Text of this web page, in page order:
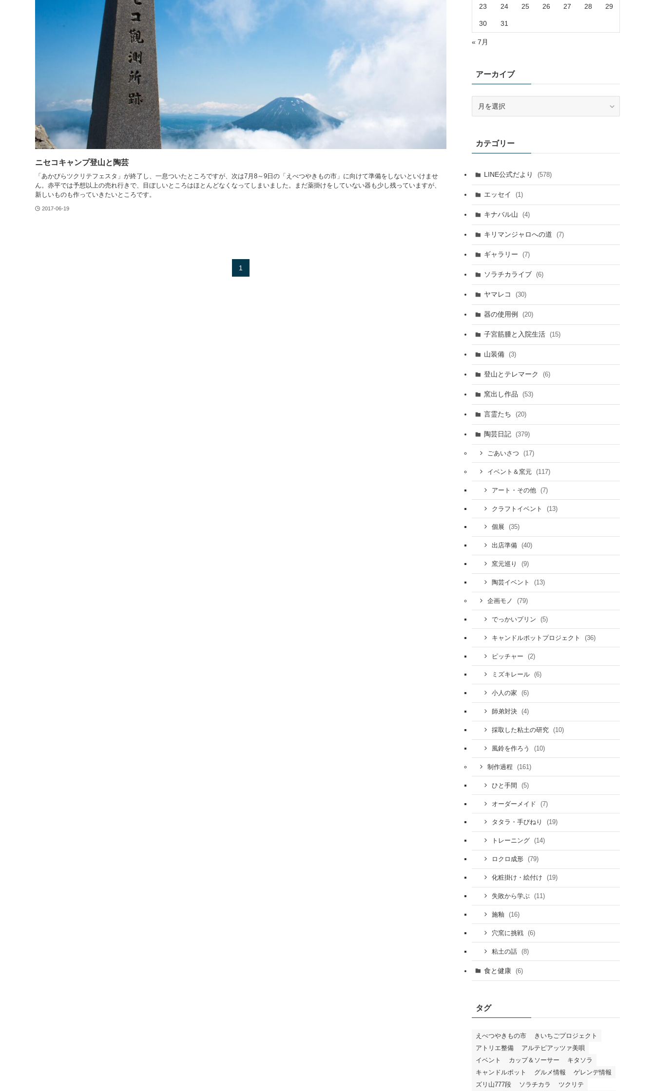
ニセコキャンプ登山と陶芸
「あかびらツクリテフェスタ」が終了し、一息ついたところですが、次は7月8～9日の「えべつやきもの市」に向けて準備をしないといけませ
ん。赤平では予想以上の売れ行きで、目ぼしいところはほとんどなくなってしまいました。まだ薬掛けをしていない器も少し残っていますが、
新しいものも作っていきたいところです。
2017-06-19
1
23 24 25 26 27 28 29
30 31
« 7月
アーカイブ
ブカテゴリー
LINE公式だより (578)
エッセイ (1)
キナバル山 (4)
キリマンジャロへの道 (7)
ギャラリー (7)
ソラチカライブ (6)
ヤマレコ (30)
器の使用例 (20)
子宮筋腫と入院生活 (15)
山装備 (3)
登山とテレマーク (6)
窯出し作品 (53)
言霊たち (20)
陶芸日記 (379)
ごあいさつ (17)
イベント＆窯元 (117)
アート・その他 (7)
クラフトイベント (13)
個展 (35)
出店準備 (40)
窯元巡り (9)
陶芸イベント (13)
企画モノ (79)
でっかいプリン (5)
キャンドルポットプロジェクト (36)
ピッチャー (2)
ミズキレール (6)
小人の家 (6)
師弟対決 (4)
採取した粘土の研究 (10)
風鈴を作ろう (10)
制作過程 (161)
ひと手間 (5)
オーダーメイド (7)
タタラ・手びねり (19)
トレーニング (14)
ロクロ成形 (79)
化粧掛け・絵付け (19)
失敗から学ぶ (11)
施釉 (16)
穴窯に挑戦 (6)
粘土の話 (8)
食と健康 (6)
タグ
えべつやきもの市
きいちごプロジェクト
アトリエ整備
アルテピアッツァ美唄
イベント
カップ＆ソーサー
キタソラ
キャンドルポット
グルメ情報
ゲレンデ情報
ズリ山777段
ソラチカラ ツクリテ